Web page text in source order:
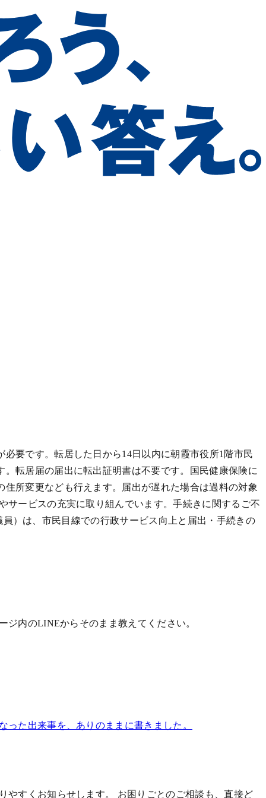
要です。転居した日から14日以内に朝霞市役所1階市民
転居届の届出に転出証明書は不要です。国民健康保険に
所変更なども行えます。届出が遅れた場合は過料の対象
サービスの充実に取り組んでいます。手続きに関するご不
）は、市民目線での行政サービス向上と届出・手続きの
内のLINEからそのまま教えてください。
た出来事を、ありのままに書きました。
やすくお知らせします。 お困りごとのご相談も、直接ど